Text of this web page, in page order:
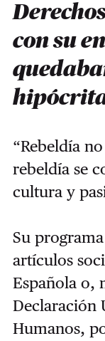
con su
“Rebeldía
rebeldía se
cultura y
Su
artículos
Española o,
Declaración
Humanos,